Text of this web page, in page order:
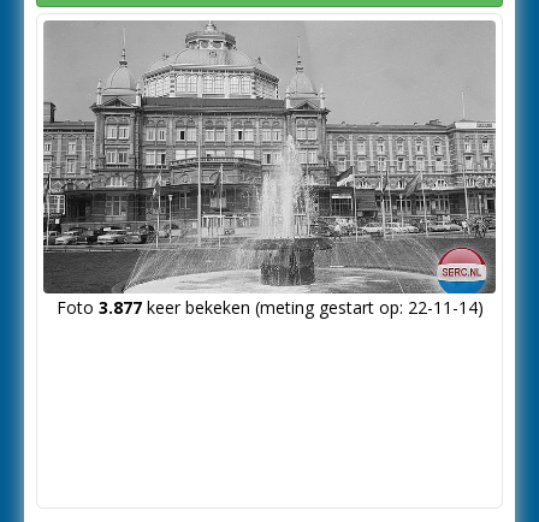
Foto 3.877keer bekeken (meting gestart op: 22-11-14)